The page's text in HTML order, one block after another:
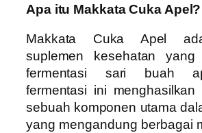
Apa itu Makkata Cuka Apel?
Makkata Cuka Apel
suplemen kesehatan
fermentasi sari buah
fermentasi ini menghasilkan
sebuah komponen utama
yang mengandung berbagai